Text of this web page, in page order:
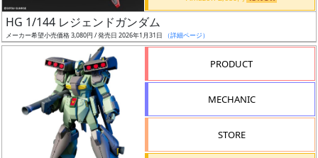
リ
ー
ズ・
HG 1/144 レジェンドガンダム
メーカー希望小売価格 3,080円 / 発売日 2026年1月31日 （詳細ページ）
PRODUCT
MECHANIC
STORE